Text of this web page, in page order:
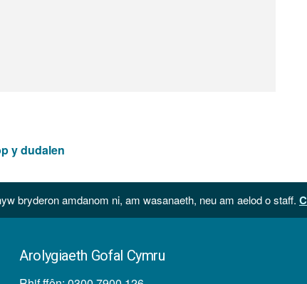
y dudalen
bryderon amdanom ni, am wasanaeth, neu am aelod o staff.
Arolygiaeth Gofal Cymru